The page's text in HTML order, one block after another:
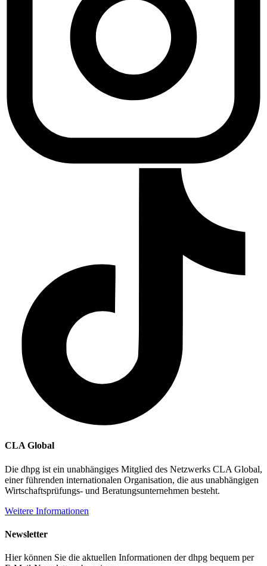
CLA Global
Die dhpg ist ein unabhängiges Mitglied des Netzwerks CLA Global,
einer führenden internationalen Organisation, die aus unabhängigen
Wirtschaftsprüfungs- und Beratungsunternehmen besteht.
Weitere Informationen
Newsletter
Hier können Sie die aktuellen Informationen der dhpg bequem per